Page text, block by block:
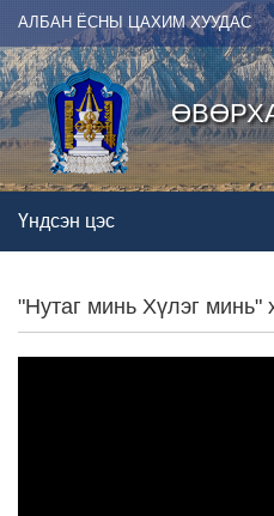
АЛБАН ЁСНЫ ЦАХИМ ХУУДАС
Үндсэн цэс
"Нутаг минь Хүлэг минь"